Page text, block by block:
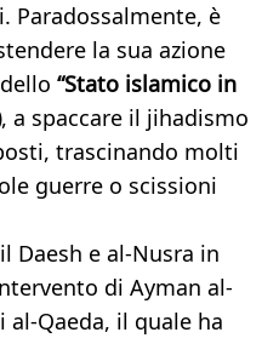
Paradossalmente, è
la sua azione
“Stato islamico in
, a spaccare il jihadismo
trascinando molti
guerre o scissioni
Daesh e al-Nusra in
di Ayman al-
Qaeda, il quale ha